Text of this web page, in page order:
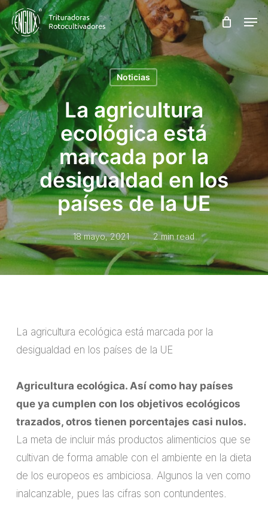
Skip
to
main
content
Noticias
La agricultura
ecológica está
marcada por la
desigualdad en los
países de la UE
18 mayo, 2021 2 min read
La agricultura ecológica está marcada por la
desigualdad en los países de la UE
Agricultura ecológica. Así como hay países
que ya cumplen con los objetivos ecológicos
trazados, otros tienen porcentajes casi nulos.
La meta de incluir más productos alimenticios que se
cultivan de forma amable con el ambiente en la dieta
de los europeos es ambiciosa. Algunos la ven como
inalcanzable, pues las cifras son contundentes.